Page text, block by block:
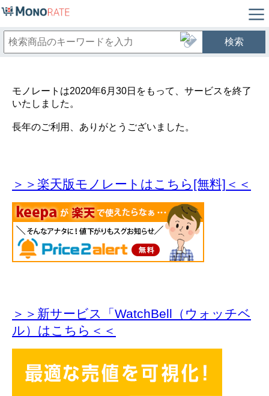
検索
モノレートは2020年6月30日をもって、サービスを終了
いたしました。
長年のご利用、ありがとうございました。
＞＞楽天版モノレートはこちら[無料]＜＜
＞＞新サービス「WatchBell（ウォッチベ
ル）はこちら＜＜